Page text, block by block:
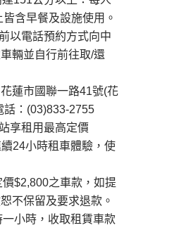
含早餐及設施使用。
以電話預約方式向中
輛並自行前往取/還
蓮市國聯一路41號(花
話：(03)833-2755
享租用最高定價
24小時租車體驗，使
$2,800之車款，如提
不保留及要求退款。
小時，收取租賃車款